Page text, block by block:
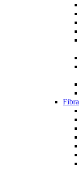
Fibra